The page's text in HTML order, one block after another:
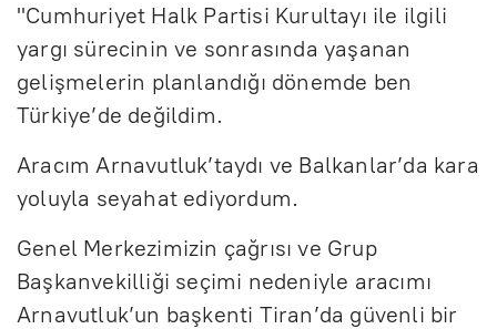
"Cumhuriyet Halk Partisi Kurultayı ile ilgili
yargı sürecinin ve sonrasında yaşanan
gelişmelerin planlandığı dönemde ben
Türkiye’de değildim.
Aracım Arnavutluk’taydı ve Balkanlar’da kara
yoluyla seyahat ediyordum.
Genel Merkezimizin çağrısı ve Grup
Başkanvekilliği seçimi nedeniyle aracımı
Arnavutluk’un başkenti Tiran’da güvenli bir